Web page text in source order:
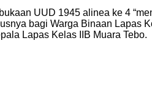
UUD 1945 alinea ke 4
bagi Warga Binaan
Lapas Kelas IIB Muara Tebo.